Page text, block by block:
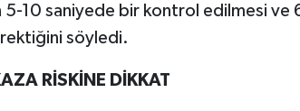
5-10 saniyede bir kontrol edilmesi
söyledi.
RİSKİNE DİKKAT